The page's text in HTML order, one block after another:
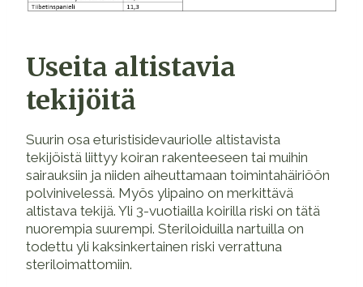
Useita altistavia
tekijöitä
Suurin osa eturistisidevauriolle altistavista
tekijöistä liittyy koiran rakenteeseen tai muihin
sairauksiin ja niiden aiheuttamaan toimintahäiriöön
polvinivelessä. Myös ylipaino on merkittävä
altistava tekijä. Yli 3-vuotiailla koirilla riski on tätä
nuorempia suurempi. Steriloiduilla nartuilla on
todettu yli kaksinkertainen riski verrattuna
steriloimattomiin.